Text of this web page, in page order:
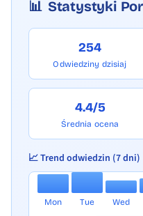
strzału, co doda
szybkie decyzje.
zawodników
kontaktów z piłką,
odpowiedzialność
i intensywniejsze
📊 Statystyki
254
Odwiedziny dzisiaj
4.4/5
Średnia ocena
📈 Trend odwiedzin (7 dni)
Mon Tue Wed